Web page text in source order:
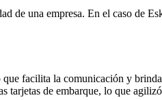
de una empresa. En el caso de
facilita la comunicación y
tarjetas de embarque, lo que